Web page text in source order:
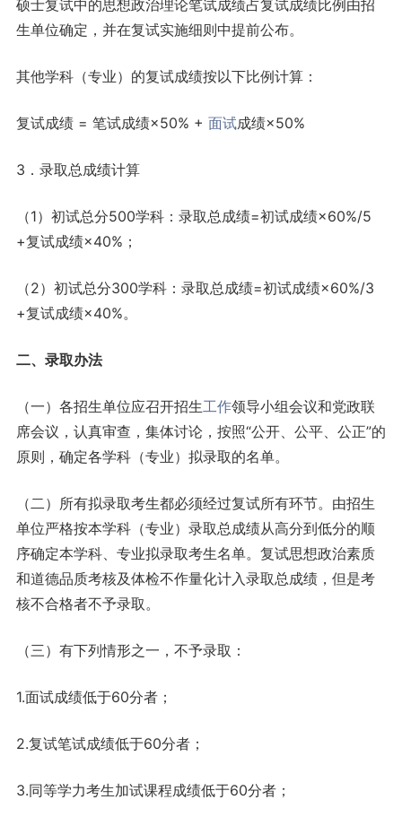
硕士复试中的思想政治理论笔试成绩占复试成绩比例由招
生单位确定，并在复试实施细则中提前公布。
其他学科（专业）的复试成绩按以下比例计算：
复试成绩 = 笔试成绩×50% + 面试成绩×50%
3．录取总成绩计算
（1）初试总分500学科：录取总成绩=初试成绩×60%/5
+复试成绩×40%；
（2）初试总分300学科：录取总成绩=初试成绩×60%/3
+复试成绩×40%。
二、 录取办法
（一）各招生单位应召开招生工作领导小组会议和党政联
席会议，认真审查，集体讨论，按照“公开、公平、公正”的
原则，确定各学科（专业）拟录取的名单。
（二）所有拟录取考生都必须经过复试所有环节。由招生
单位严格按本学科（专业）录取总成绩从高分到低分的顺
序确定本学科、专业拟录取考生名单。复试思想政治素质
和道德品质考核及体检不作量化计入录取总成绩，但是考
核不合格者不予录取。
（三）有下列情形之一，不予录取：
1.面试成绩低于60分者；
2.复试笔试成绩低于60分者；
3.同等学力考生加试课程成绩低于60分者；